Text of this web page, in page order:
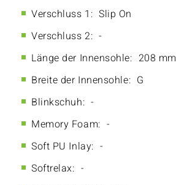
Verschluss 1: Slip On
Verschluss 2: -
Länge der Innensohle: 208 mm
Breite der Innensohle: G
Blinkschuh: -
Memory Foam: -
Soft PU Inlay: -
Softrelax: -